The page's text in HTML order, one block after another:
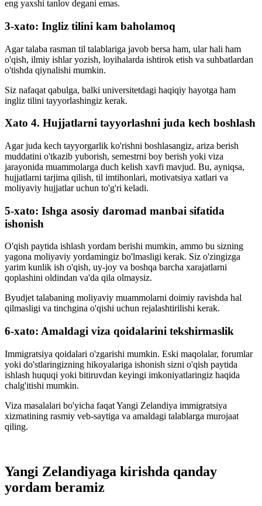
eng yaxshi tanlov degani emas.
3-xato: Ingliz tilini kam baholamoq
Agar talaba rasman til talablariga javob bersa ham, ular hali ham
o'qish, ilmiy ishlar yozish, loyihalarda ishtirok etish va suhbatlardan
o'tishda qiynalishi mumkin.
Siz nafaqat qabulga, balki universitetdagi haqiqiy hayotga ham
ingliz tilini tayyorlashingiz kerak.
Xato 4. Hujjatlarni tayyorlashni juda kech boshlash
Agar juda kech tayyorgarlik ko'rishni boshlasangiz, ariza berish
muddatini o'tkazib yuborish, semestrni boy berish yoki viza
jarayonida muammolarga duch kelish xavfi mavjud. Bu, ayniqsa,
hujjatlarni tarjima qilish, til imtihonlari, motivatsiya xatlari va
moliyaviy hujjatlar uchun to'g'ri keladi.
5-xato: Ishga asosiy daromad manbai sifatida
ishonish
O'qish paytida ishlash yordam berishi mumkin, ammo bu sizning
yagona moliyaviy yordamingiz bo'lmasligi kerak. Siz o'zingizga
yarim kunlik ish o'qish, uy-joy va boshqa barcha xarajatlarni
qoplashini oldindan va'da qila olmaysiz.
Byudjet talabaning moliyaviy muammolarni doimiy ravishda hal
qilmasligi va tinchgina o'qishi uchun rejalashtirilishi kerak.
6-xato: Amaldagi viza qoidalarini tekshirmaslik
Immigratsiya qoidalari o'zgarishi mumkin. Eski maqolalar, forumlar
yoki do'stlaringizning hikoyalariga ishonish sizni o'qish paytida
ishlash huquqi yoki bitiruvdan keyingi imkoniyatlaringiz haqida
chalg'itishi mumkin.
Viza masalalari bo'yicha faqat Yangi Zelandiya immigratsiya
xizmatining rasmiy veb-saytiga va amaldagi talablarga murojaat
qiling.
Yangi Zelandiyaga kirishda qanday
yordam beramiz